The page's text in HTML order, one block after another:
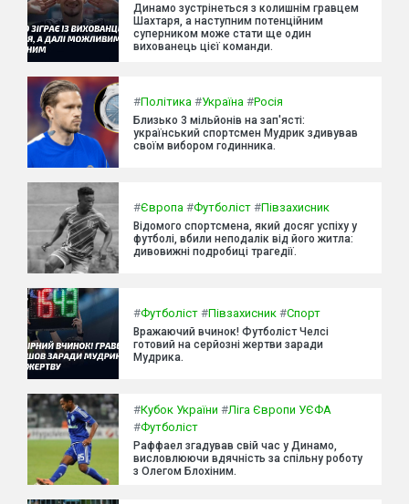
Динамо зустрінеться з колишнім гравцем
Шахтаря, а наступним потенційним
суперником може стати ще один
вихованець цієї команди.
#Політика #Україна #Росія
Близько 3 мільйонів на зап'ясті:
український спортсмен Мудрик здивував
своїм вибором годинника.
#Європа #Футболіст #Півзахисник
Відомого спортсмена, який досяг успіху у
футболі, вбили неподалік від його житла:
дивовижні подробиці трагедії.
#Футболіст #Півзахисник #Спорт
Вражаючий вчинок! Футболіст Челсі
готовий на серйозні жертви заради
Мудрика.
#Кубок України #Ліга Європи УЄФА
#Футболіст
Раффаел згадував свій час у Динамо,
висловлюючи вдячність за спільну роботу
з Олегом Блохіним.